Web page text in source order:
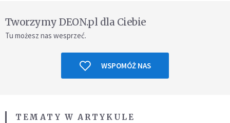
Tworzymy DEON.pl dla Ciebie
Tu możesz nas wesprzeć.
WSPOMÓŻ NAS
TEMATY W ARTYKULE